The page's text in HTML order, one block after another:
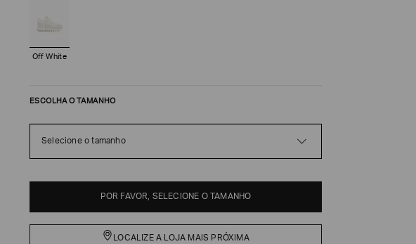
Off White
ESCOLHA O TAMANHO
Selecione o tamanho
POR FAVOR, SELECIONE O TAMANHO
LOCALIZE A LOJA MAIS PRÓXIMA